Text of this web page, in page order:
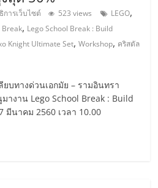
การเว็บไซต์ 523 views LEGO,
Break, Lego School Break : Build
Knight Ultimate Set,Workshop, คริสตัล
บทางด่วนเอกมัย – รามอินทรา
งาน Lego School Break : Build
มีนาคม 2560 เวลา 10.00